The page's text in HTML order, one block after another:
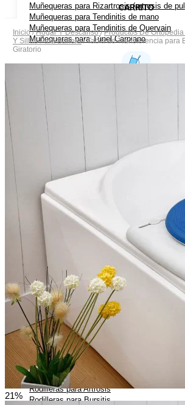
Muñequeras para Rizartrosis (artrosis de
Muñequeras para Tendinitis de mano
Muñequeras para Tendinitis de Quervain
Muñequeras para Túnel Carpiano
Coderas Ortopédicas
Coderas para Bursitis de Codo
Coderas para Epicondilitis (codo de tenista)
Cabestrillos
Cabestrillos para Luxación de Hombro
Hombreras Ortopédicas
Miembro Inferior
Rodilleras Ortopedicas
Rodilleras Articuladas
Rodilleras con flejes laterales
Rodilleras de Neopreno
Rodilleras Deportivas
Rodilleras Estabilizadoras
Rodilleras para Artrosis
Rodilleras para Bursitis
CARRITO
Inicio/Hogar Y Descanso/Productos De
Y Sillas Para Bañera/ Tabla de Transferencia para
Giratorio
21%